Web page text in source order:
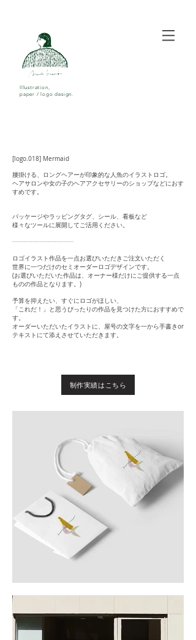
Illustration,
paper / logo design.
[logo.018] Mermaid
腰掛ける、ロングヘアーが印象的な人魚のイラストロゴ。
ヘアサロンや女の子のヘアアクセサリーのショップなどにおす
すめです。
パッケージやラッピングタグ、シール、看板など
様々なツールに展開してご活用ください。
┈┈┈┈┈┈┈┈┈┈
ロゴイラスト作品を一点お選びいただきご注文いただく
世界に一つだけのセミオーダーロゴデザインです。
(お選びいただいた作品は、オーナー様だけにご提供する一点
ものの作品となります。)
予算を抑えたい、すぐにロゴがほしい、
「これだ！」と思うぴったりの作品を見つけた方におすすめで
す。
オーダーいただいたイラストに、屋号の文字を一から手書きor
テキストにて添えさせていただきます。
制作実績はこちら